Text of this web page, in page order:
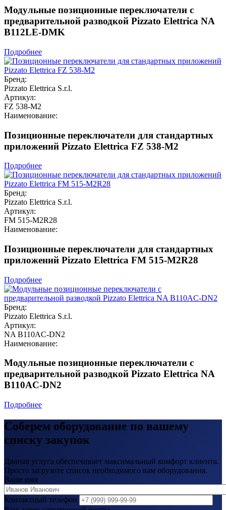
Модульные позиционные переключатели с
предварительной разводкой Pizzato Elettrica NA
B112LE-DMK
Подробнее
Бренд:
Pizzato Elettrica S.r.l.
Артикул:
FZ 538-M2
Наименование:
Позиционные переключатели для стандартных
приложений Pizzato Elettrica FZ 538-M2
Подробнее
Бренд:
Pizzato Elettrica S.r.l.
Артикул:
FM 515-M2R28
Наименование:
Позиционные переключатели для стандартных
приложений Pizzato Elettrica FM 515-M2R28
Подробнее
Бренд:
Pizzato Elettrica S.r.l.
Артикул:
NA B110AC-DN2
Наименование:
Модульные позиционные переключатели с
предварительной разводкой Pizzato Elettrica NA
B110AC-DN2
Подробнее
Соберем оборудование по вашему
списку закупок
Данная услуга обеспечивает максимальный комфорт клиента.
Просто загрузите список необходимого вам оборудования.
Ваше имя
Контактный телефон